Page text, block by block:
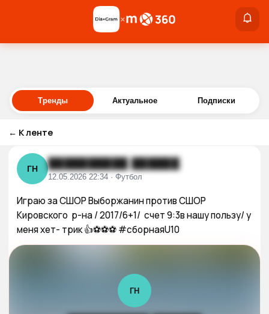
Войти
×
Тренды Актуальное Подписки
← К ленте
ГН ██████████ ██████
12.05.2026 22:34 · Футбол
Играю за СШОР Выборжанин против СШОР
Кировского  р-на / 2017/6+1/  счет 9:3в нашу пользу/ у
меня хет- трик 👍⚽️⚽️⚽️ #сборнаяU10
ГН